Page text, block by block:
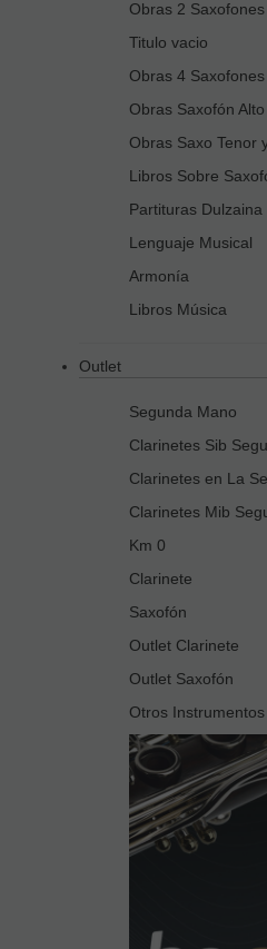
Obras 2 Saxofones
Titulo vacio
Obras 4 Saxofones
Obras Saxofón
Obras Saxo Tenor
Libros Sobre
Partituras Dulzaina
Lenguaje Musical
Armonía
Libros Música
Outlet
Segunda Mano
Clarinetes Sib
Clarinetes en La
Clarinetes Mib
Km 0
Clarinete
Saxofón
Outlet Clarinete
Outlet Saxofón
Otros Instrumentos